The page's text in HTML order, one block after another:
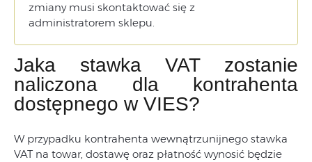
zmiany musi skontaktować się z
administratorem sklepu.
Jaka stawka VAT zostanie
naliczona dla kontrahenta
dostępnego w VIES?
W przypadku kontrahenta wewnątrzunijnego stawka
VAT na towar, dostawę oraz płatność wynosić będzie